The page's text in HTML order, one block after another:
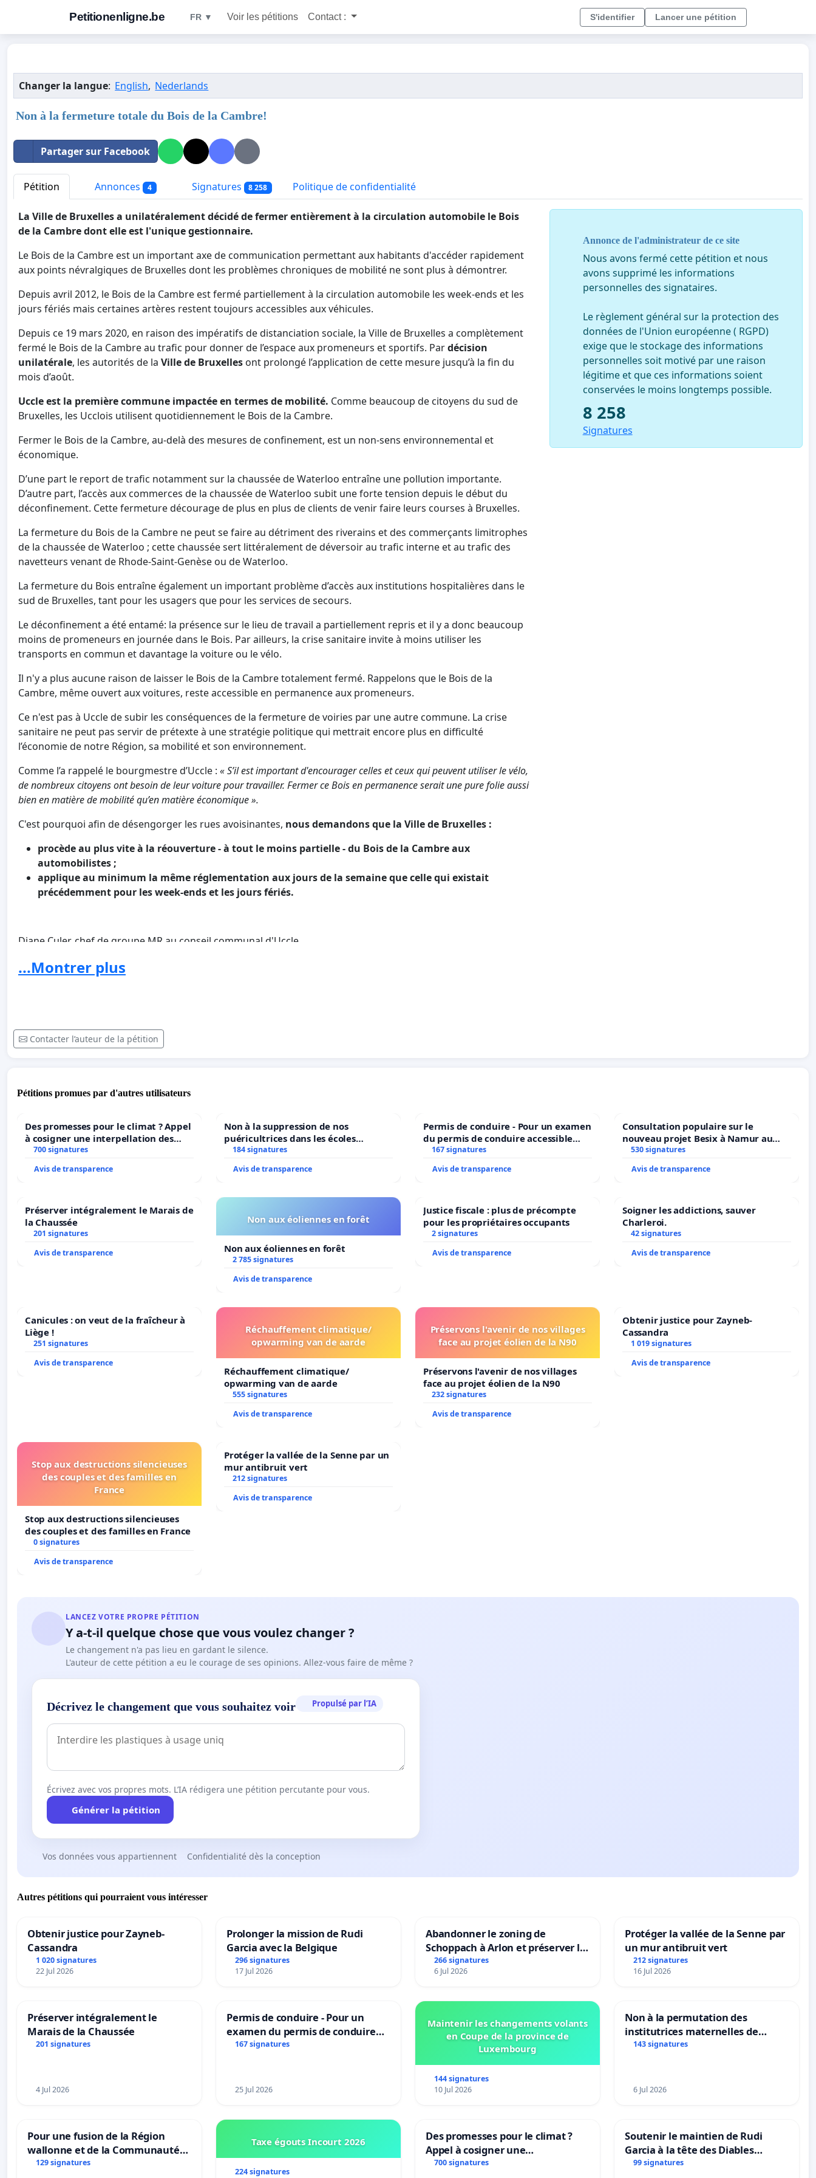
Petitionenligne.be FR ▼ Voir les pétitions Contact : S'identifier Lancer une pétition
Changer la langue: English, Nederlands
Non à la fermeture totale du Bois de la Cambre!
Partager sur Facebook
Pétition Annonces 4 Signatures 8 258 Politique de confidentialité
La Ville de Bruxelles a unilatéralement décidé de fermer entièrement à la circulation automobile le Bois
de la Cambre dont elle est l'unique gestionnaire.
Le Bois de la Cambre est un important axe de communication permettant aux habitants d'accéder rapidement
aux points névralgiques de Bruxelles dont les problèmes chroniques de mobilité ne sont plus à démontrer.
Depuis avril 2012, le Bois de la Cambre est fermé partiellement à la circulation automobile les week-ends et les
jours fériés mais certaines artères restent toujours accessibles aux véhicules.
Depuis ce 19 mars 2020, en raison des impératifs de distanciation sociale, la Ville de Bruxelles a complètement
fermé le Bois de la Cambre au trafic pour donner de l’espace aux promeneurs et sportifs. Pardécision
unilatérale, les autorités de la Ville de Bruxelles ont prolongé l’application de cette mesure jusqu’à la fin du
mois d’août.
Uccle est la première commune impactée en termes de mobilité. Comme beaucoup de citoyens du sud de
Bruxelles, les Ucclois utilisent quotidiennement le Bois de la Cambre.
Fermer le Bois de la Cambre, au-delà des mesures de confinement, est un non-sens environnemental et
économique.
D’une part le report de trafic notamment sur la chaussée de Waterloo entraîne une pollution importante.
D’autre part, l’accès aux commerces de la chaussée de Waterloo subit une forte tension depuis le début du
déconfinement. Cette fermeture décourage de plus en plus de clients de venir faire leurs courses à Bruxelles.
La fermeture du Bois de la Cambre ne peut se faire au détriment des riverains et des commerçants limitrophes
de la chaussée de Waterloo ; cette chaussée sert littéralement de déversoir au trafic interne et au trafic des
navetteurs venant de Rhode-Saint-Genèse ou de Waterloo.
La fermeture du Bois entraîne également un important problème d’accès aux institutions hospitalières dans le
sud de Bruxelles, tant pour les usagers que pour les services de secours.
Le déconfinement a été entamé: la présence sur le lieu de travail a partiellement repris et il y a donc beaucoup
moins de promeneurs en journée dans le Bois. Par ailleurs, la crise sanitaire invite à moins utiliser les
transports en commun et davantage la voiture ou le vélo.
Il n'y a plus aucune raison de laisser le Bois de la Cambre totalement fermé. Rappelons que le Bois de la
Cambre, même ouvert aux voitures, reste accessible en permanence aux promeneurs.
Ce n'est pas à Uccle de subir les conséquences de la fermeture de voiries par une autre commune. La crise
sanitaire ne peut pas servir de prétexte à une stratégie politique qui mettrait encore plus en difficulté
l’économie de notre Région, sa mobilité et son environnement.
Comme l’a rappelé le bourgmestre d’Uccle : « S’il est important d'encourager celles et ceux qui peuvent utiliser le vélo,
de nombreux citoyens ont besoin de leur voiture pour travailler. Fermer ce Bois en permanence serait une pure folie aussi
bien en matière de mobilité qu’en matière économique ».
C'est pourquoi afin de désengorger les rues avoisinantes, nous demandons que la Ville de Bruxelles :
procède au plus vite à la réouverture - à tout le moins partielle - du Bois de la Cambre aux
automobilistes ;
applique au minimum la même réglementation aux jours de la semaine que celle qui existait
précédemment pour les week-ends et les jours fériés.
Diane Culer, chef de groupe MR au conseil communal d'Uccle
Aurélie Czekalski, vice-présidente de MR d'Uccle
...Montrer plus
Contacter l’auteur de la pétition
Annonce de l'administrateur de ce site
Nous avons fermé cette pétition et nous
avons supprimé les informations
personnelles des signataires.
Le règlement général sur la protection des
données de l'Union européenne ( RGPD)
exige que le stockage des informations
personnelles soit motivé par une raison
légitime et que ces informations soient
conservées le moins longtemps possible.
8 258
Signatures
Pétitions promues par d'autres utilisateurs
Des promesses pour le climat ? Appel
à cosigner une interpellation des
ministres wallons du climat et de
700 signatures
Avis de transparence
Non à la suppression de nos
puéricultrices dans les écoles
communale de Flémalle !
184 signatures
Avis de transparence
Permis de conduire - Pour un examen
du permis de conduire accessible
dans plusieurs langues à Bruxelles
167 signatures
Avis de transparence
Consultation populaire sur le
nouveau projet Besix à Namur au
Parc Léopold ?
530 signatures
Avis de transparence
Préserver intégralement le Marais de
la Chaussée
201 signatures
Avis de transparence
Non aux éoliennes en forêt
Non aux éoliennes en forêt
2 785 signatures
Avis de transparence
Justice fiscale : plus de précompte
pour les propriétaires occupants
2 signatures
Avis de transparence
Soigner les addictions, sauver
Charleroi.
42 signatures
Avis de transparence
Canicules : on veut de la fraîcheur à
Liège !
251 signatures
Avis de transparence
Réchauffement climatique/
opwarming van de aarde
Réchauffement climatique/
opwarming van de aarde
555 signatures
Avis de transparence
Préservons l'avenir de nos villages
face au projet éolien de la N90
Préservons l'avenir de nos villages
face au projet éolien de la N90
232 signatures
Avis de transparence
Obtenir justice pour Zayneb-
Cassandra
1 019 signatures
Avis de transparence
Stop aux destructions silencieuses
des couples et des familles en
France
Stop aux destructions silencieuses
des couples et des familles en France
0 signatures
Avis de transparence
Protéger la vallée de la Senne par un
mur antibruit vert
212 signatures
Avis de transparence
LANCEZ VOTRE PROPRE PÉTITION
Y a-t-il quelque chose que vous voulez changer ?
Le changement n'a pas lieu en gardant le silence.
L'auteur de cette pétition a eu le courage de ses opinions. Allez-vous faire de même ?
Décrivez le changement que vous souhaitez voir Propulsé par l’IA
Écrivez avec vos propres mots. L’IA rédigera une pétition percutante pour vous.
Générer la pétition
Vos données vous appartiennent Confidentialité dès la conception
Autres pétitions qui pourraient vous intéresser
Obtenir justice pour Zayneb-
Cassandra
1 020 signatures
22 Jul 2026
Prolonger la mission de Rudi
Garcia avec la Belgique
296 signatures
17 Jul 2026
Abandonner le zoning de
Schoppach à Arlon et préserver le
site naturel
266 signatures
6 Jul 2026
Protéger la vallée de la Senne par
un mur antibruit vert
212 signatures
16 Jul 2026
Préserver intégralement le
Marais de la Chaussée
201 signatures
4 Jul 2026
Permis de conduire - Pour un
examen du permis de conduire
accessible dans plusieurs langues
167 signatures
25 Jul 2026
Maintenir les changements volants
en Coupe de la province de
Luxembourg
144 signatures
10 Jul 2026
Non à la permutation des
institutrices maternelles de
Bléharies et Laplaigne !
143 signatures
6 Jul 2026
Pour une fusion de la Région
wallonne et de la Communauté
française (Fédération Wallonie-
129 signatures
Taxe égouts Incourt 2026
224 signatures
Des promesses pour le climat ?
Appel à cosigner une
interpellation des ministres
700 signatures
Soutenir le maintien de Rudi
Garcia à la tête des Diables
Rouges |Teken voor het behoud
99 signatures